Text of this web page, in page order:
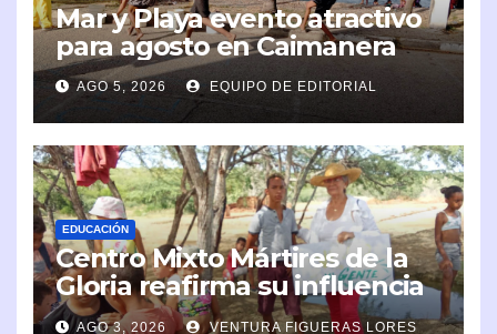
Mar y Playa evento atractivo
para agosto en Caimanera
AGO 5, 2026 EQUIPO DE EDITORIAL
EDUCACIÓN
Centro Mixto Mártires de la
Gloria reafirma su influencia
en la comunidad
AGO 3, 2026 VENTURA FIGUERAS LORES